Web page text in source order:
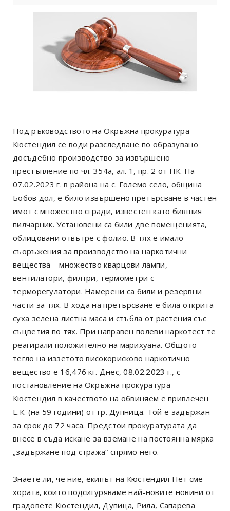
Под ръководството на Окръжна прокуратура -
Кюстендил се води разследване по образувано
досъдебно производство за извършено
престъпление по чл. 354а, ал. 1, пр. 2 от НК. На
07.02.2023 г. в района на с. Големо село, община
Бобов дол, е било извършено претърсване в частен
имот с множество сгради, известен като бившия
пилчарник. Установени са били две помещенията,
облицовани отвътре с фолио. В тях е имало
съоръжения за производство на наркотични
вещества – множество кварцови лампи,
вентилатори, филтри, термометри с
терморегулатори. Намерени са били и резервни
части за тях. В хода на претърсване е била открита
суха зелена листна маса и стъбла от растения със
съцветия по тях. При направен полеви наркотест те
реагирали положително на марихуана. Общото
тегло на иззетото високорисково наркотично
вещество е 16,476 кг. Днес, 08.02.2023 г., с
постановление на Окръжна прокуратура –
Кюстендил в качеството на обвиняем е привлечен
Е.К. (на 59 години) от гр. Дупница. Той е задържан
за срок до 72 часа. Предстои прокуратурата да
внесе в съда искане за вземане на постоянна мярка
„задържане под стража“ спрямо него.
Знаете ли, че ние, екипът на Кюстендил Нет сме
хората, които подсигуряваме най-новите новини от
градовете Кюстендил, Дупица, Рила, Сапарева